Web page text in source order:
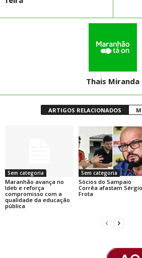
Thais Miranda
ARTIGOS RELACIONADOS
Sem categoria
Maranhão avança no
Ideb e reforça
compromisso com a
qualidade da educação
pública
Sem categoria
Sócios do Sampaio
Corrêa afastam Sérgio
Frota